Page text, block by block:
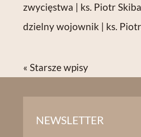
zwycięstwa | ks. Piotr
dzielny wojownik | ks.
« Starsze wpisy
NEWSLETTER